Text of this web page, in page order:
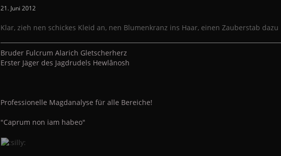
21. Juni 2012
Klar, zieh nen schickes Kleid an, nen Blumenkranz ins Haar, einen Zauberstab
Bruder Fulcrum Alarich Gletscherherz
Erster Jäger des Jagdrudels Hewlânosh
Professionelle Magdanalyse für alle Bereiche!
"Caprum non iam habeo"